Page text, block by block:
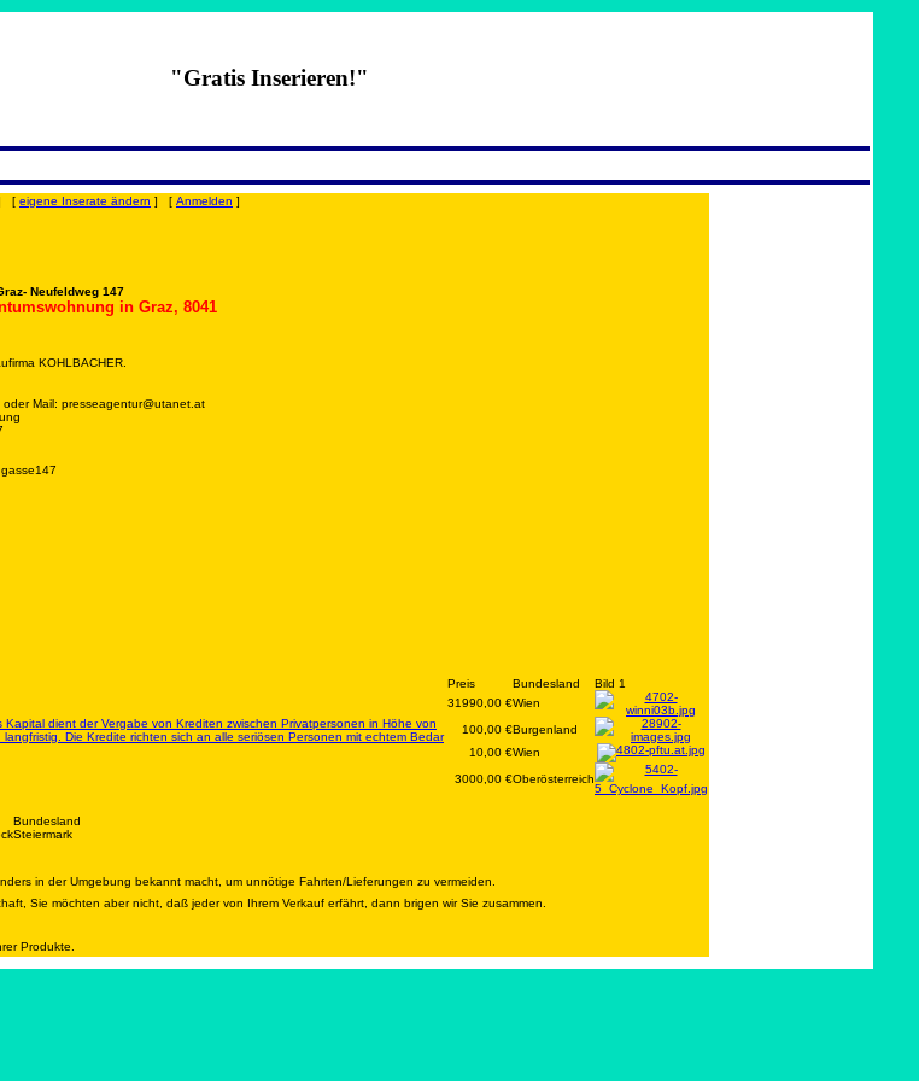
"Gratis Inserieren!"
[ eigene Inserate ändern ] [ Anmelden ]
Neufeldweg 147
in Graz, 8041
KOHLBACHER.
Mail: presseagentur@utanet.at
Preis Bundesland
Bild 1
31990,00 €Wien
dient der Vergabe von Krediten zwischen Privatpersonen in Höhe von
Die Kredite richten sich an alle seriösen Personen mit echtem Bedar
100,00 €Burgenland
10,00 €Wien
3000,00 €Oberösterreich
Bundesland
Steiermark
in der Umgebung bekannt macht, um unnötige Fahrten/Lieferungen zu vermeiden.
Sie möchten aber nicht, daß jeder von Ihrem Verkauf erfährt, dann brigen wir Sie zusammen.
Produkte.